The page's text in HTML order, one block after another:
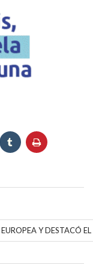
Y DESTACÓ